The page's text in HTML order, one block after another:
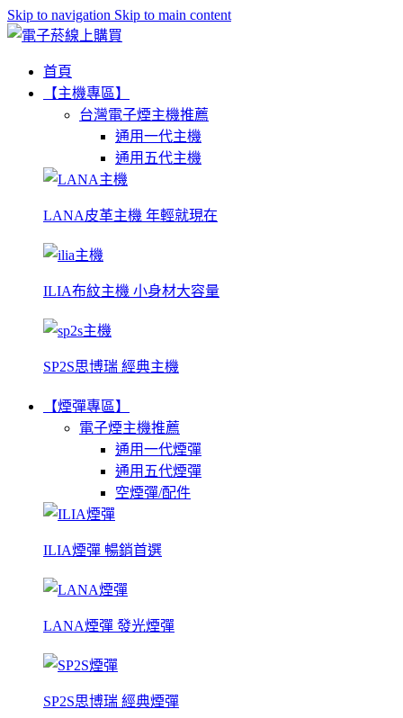
Skip to navigation Skip to main content
首頁
【主機專區】
台灣電子煙主機推薦
通用一代主機
通用五代主機
LANA皮革主機 年輕就現在
ILIA布紋主機 小身材大容量
SP2S思博瑞 經典主機
【煙彈專區】
電子煙主機推薦
通用一代煙彈
通用五代煙彈
空煙彈/配件
ILIA煙彈 暢銷首選
LANA煙彈 發光煙彈
SP2S思博瑞 經典煙彈